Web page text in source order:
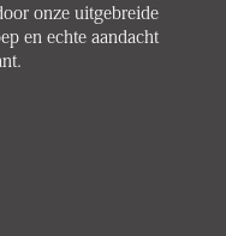
onze uitgebreide
en echte aandacht